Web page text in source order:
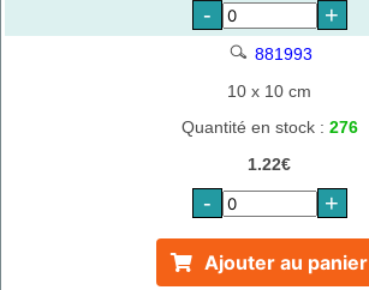
- +
881993
10 x 10 cm
Quantité en stock : 276
1.22€
- +
Ajouter au panier